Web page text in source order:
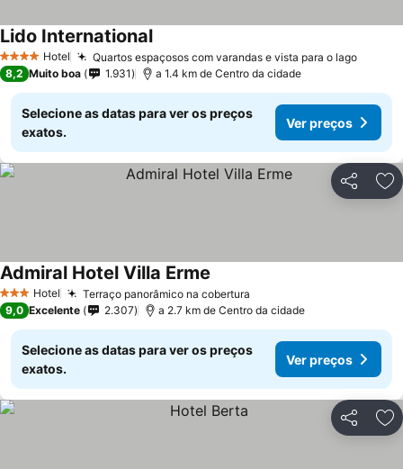
4 EstrelasHotel Quartos espaçosos com varandas e vista para o lagoVer
Lido InternationalVer preços
8,2 Muito boa 1.931 a 1.4 km de Centro da cidade
Selecione as datas para ver os preços
exatos.
Ver preços
Partilhar
3 EstrelasHotel Terraço panorâmico na cobertura
Admiral Hotel Villa Erme
9,0 Excelente 2.307 a 2.7 km de Centro da cidade
Selecione as datas para ver os preços
exatos.
Ver preços
Partilhar